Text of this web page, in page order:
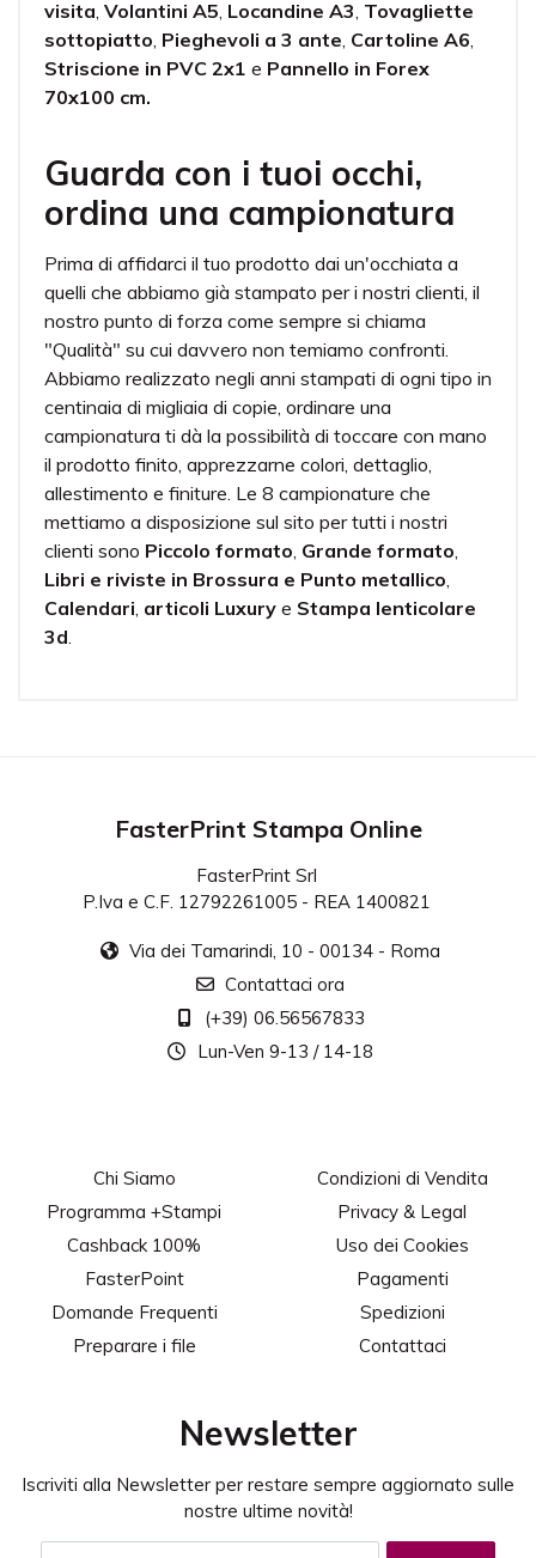
visita Volantini A5 Locandine A3 Tovagliette
sottopiatto Pieghevoli a 3 ante Cartoline A6
Striscione in PVC 2x1 e Pannello in Forex
70x100 cm.
Guarda con i tuoi occhi,
ordina una campionatura
Prima di affidarci il tuo prodotto dai un'occhiata a
quelli che abbiamo già stampato per i nostri clienti, il
nostro punto di forza come sempre si chiama
"Qualità" su cui davvero non temiamo confronti.
Abbiamo realizzato negli anni stampati di ogni tipo in
centinaia di migliaia di copie, ordinare una
campionatura ti dà la possibilità di toccare con mano
il prodotto finito, apprezzarne colori, dettaglio,
allestimento e finiture. Le 8 campionature che
mettiamo a disposizione sul sito per tutti i nostri
clienti sono Piccolo formato Grande formato
Libri e riviste in Brossura e Punto metallico
Calendari articoli Luxury e Stampa lenticolare
3d
FasterPrint Stampa Online
FasterPrint Srl
P.Iva e C.F. 12792261005 - REA 1400821
Via dei Tamarindi, 10 - 00134 - Roma
Contattaci ora
(+39) 06.56567833
Lun-Ven 9-13 / 14-18
Chi Siamo
Programma +Stampi
Cashback 100%
FasterPoint
Domande Frequenti
Preparare i file
Condizioni di Vendita
Privacy & Legal
Uso dei Cookies
Pagamenti
Spedizioni
Contattaci
Newsletter
Iscriviti alla Newsletter per restare sempre aggiornato sulle
nostre ultime novità!